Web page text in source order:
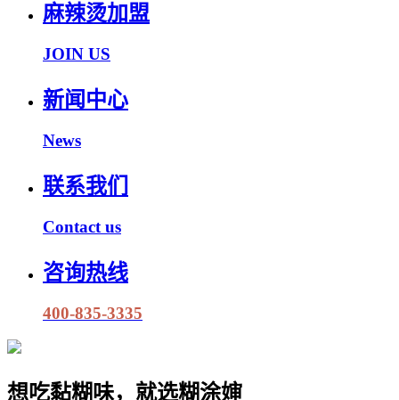
麻辣烫加盟
JOIN US
新闻中心
News
联系我们
Contact us
咨询热线
400-835-3335
想吃黏糊味，就选糊涂婶